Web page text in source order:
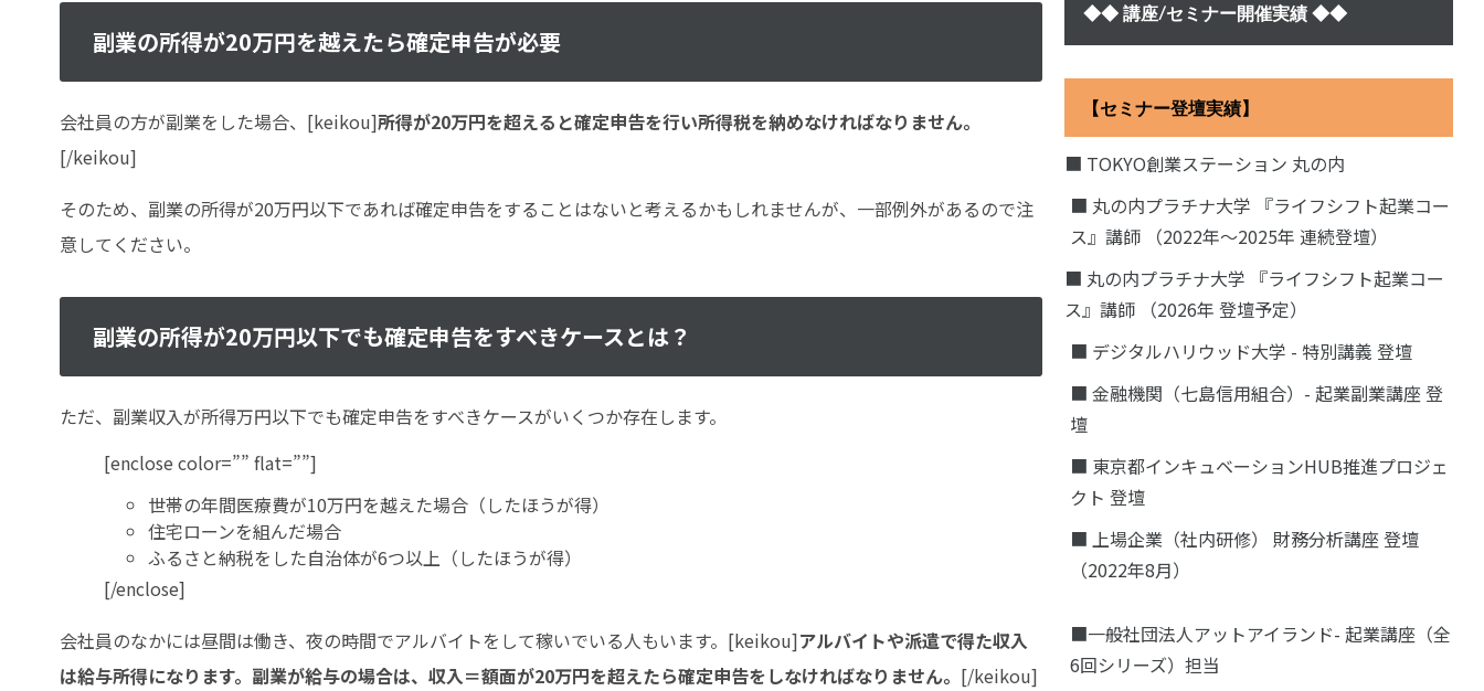
副業の所得が20万円を越えたら確定申告が必要
会社員の方が副業をした場合、[keikou]所得が20万円を超えると確定申告を行い所得税を納めなければなりません。
[/keikou]
そのため、副業の所得が20万円以下であれば確定申告をすることはないと考えるかもしれませんが、一部例外があるので注
意してください。
副業の所得が20万円以下でも確定申告をすべきケースとは？
ただ、副業収入が所得万円以下でも確定申告をすべきケースがいくつか存在します。
[enclose color=”” flat=””]
世帯の年間医療費が10万円を越えた場合（したほうが得）
住宅ローンを組んだ場合
ふるさと納税をした自治体が6つ以上（したほうが得）
[/enclose]
会社員のなかには昼間は働き、夜の時間でアルバイトをして稼いでいる人もいます。[keikou]アルバイトや派遣で得た収入
は給与所得になります。副業が給与の場合は、収入＝額面が20万円を超えたら確定申告をしなければなりません。 [/keikou]
◆◆ 講座/セミナー開催実績 ◆◆
【セミナー登壇実績】
■ TOKYO創業ステーション 丸の内
■ 丸の内プラチナ大学 『ライフシフト起業コー
ス』講師 （2022年〜2025年 連続登壇）
■ 丸の内プラチナ大学 『ライフシフト起業コー
ス』講師 （2026年 登壇予定）
■ デジタルハリウッド大学 - 特別講義 登壇
■ 金融機関（七島信用組合）- 起業副業講座 登
壇
■ 東京都インキュベーションHUB推進プロジェ
クト 登壇
■ 上場企業（社内研修） 財務分析講座 登壇
（2022年8月）
■一般社団法人アットアイランド- 起業講座（全
6回シリーズ）担当